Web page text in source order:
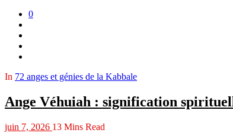
0
In 72 anges et génies de la Kabbale
Ange Véhuiah : signification
juin 7, 2026 13 Mins Read